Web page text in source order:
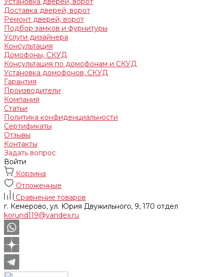
Доставка дверей, ворот
Ремонт дверей, ворот
Подбор замков и фурнитуры
Услуги дизайнера
Консультация
Домофоны, СКУД
Консультация по домофонам и СКУД
Установка домофонов, СКУД
Гарантия
Производители
Компания
Статьи
Политика конфиденциальности
Сертификаты
Отзывы
Контакты
Задать вопрос
Войти
Корзина
Отложенные
Сравнение товаров
г. Кемерово, ул. Юрия Двужильного, 9, 170 отдел
korund119@yandex.ru